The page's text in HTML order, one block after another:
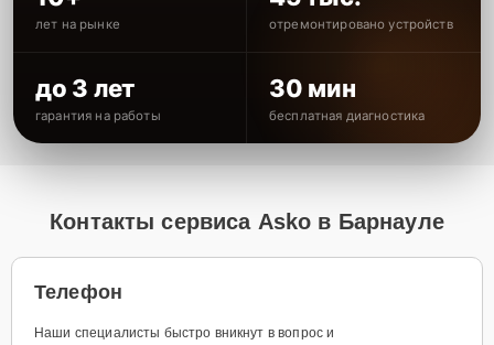
лет на рынке отремонтировано устройств
до 3 лет
гарантия на работы
30 мин
бесплатная диагностика
Контакты сервиса Asko в Барнауле
Телефон
Наши специалисты быстро вникнут в вопрос и